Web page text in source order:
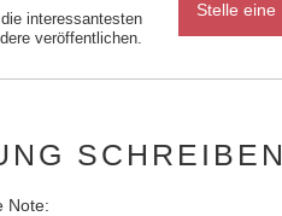
interessantesten
veröffentlichen.
Stelle eine
Note: